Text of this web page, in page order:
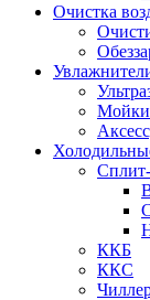
Очистка
Мойки
ККБ
ККС